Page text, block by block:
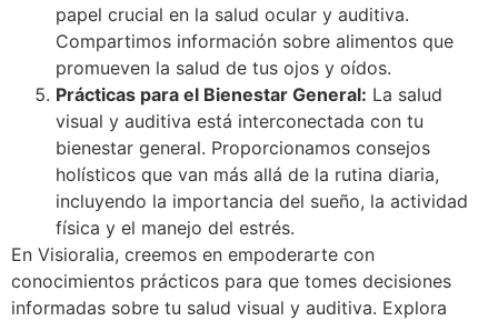
papel crucial en la salud ocular y auditiva.
Compartimos información sobre alimentos que
promueven la salud de tus ojos y oídos.
Prácticas para el Bienestar General: La salud
visual y auditiva está interconectada con tu
bienestar general. Proporcionamos consejos
holísticos que van más allá de la rutina diaria,
incluyendo la importancia del sueño, la actividad
física y el manejo del estrés.
En Visioralia, creemos en empoderarte con
conocimientos prácticos para que tomes decisiones
informadas sobre tu salud visual y auditiva. Explora